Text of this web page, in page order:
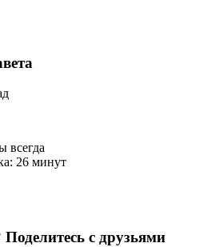
всегда
26 минут
с друзьями